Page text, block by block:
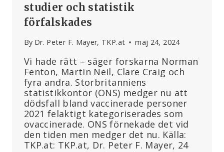
studier och statistik
förfalskades
By Dr. Peter F. Mayer, TKP.at maj 24, 2024
Vi hade rätt – säger forskarna Norman
Fenton, Martin Neil, Clare Craig och
fyra andra. Storbritanniens
statistikkontor (ONS) medger nu att
dödsfall bland vaccinerade personer
2021 felaktigt kategoriserades som
ovaccinerade. ONS förnekade det vid
den tiden men medger det nu. Källa:
TKP.at: TKP.at, Dr. Peter F. Mayer, 24